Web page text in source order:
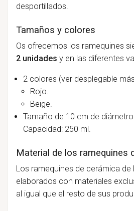
desportillados.
Tamaños y colores
Os ofrecemos los ramequines
2 unidades y en las diferentes
2 colores (ver desplegable
Rojo.
Beige.
Tamaño de 10 cm de
Capacidad: 250 ml.
Material de los ramequines
Los ramequines de cerámica de
elaborados con materiales
al igual que el resto de sus